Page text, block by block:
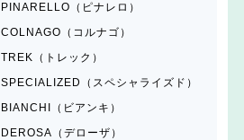
PINARELLO（ピナレロ）
COLNAGO（コルナゴ）
TREK（トレック）
SPECIALIZED（スペシャライズド）
BIANCHI（ビアンキ）
DEROSA（デローザ）